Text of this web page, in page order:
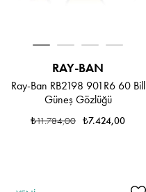
RAY-BAN
Ray-Ban RB2198 901R6 60 Bill
Güneş Gözlüğü
₺7.424,00
₺11.784,00